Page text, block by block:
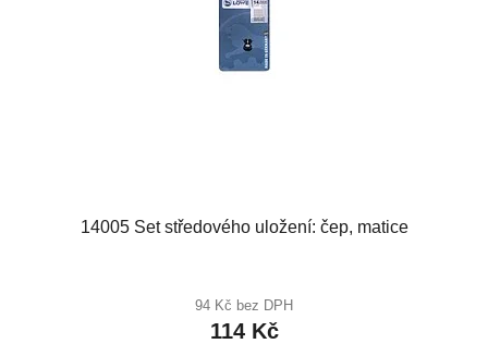
14005 Set středového uložení: čep, matice
94 Kč bez DPH
114 Kč